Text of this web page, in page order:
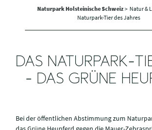
Naturpark Holsteinische Schweiz> Natur &
Naturpark-Tier des Jahres
DAS NATURPARK-
- DAS GRÜNE
Bei der öffentlichen Abstimmung zum